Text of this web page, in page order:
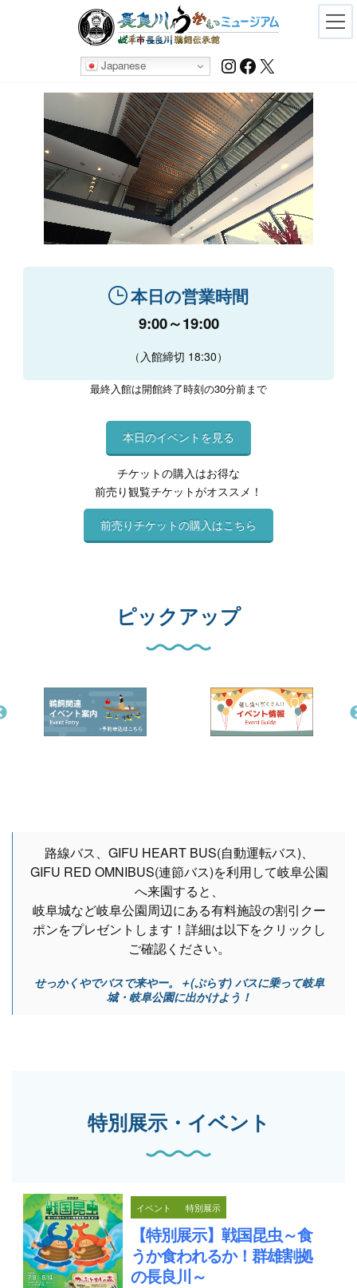
Japanese Instagram
Facebook
X
本日の営業時間
9:00～19:00
（入館締切 18:30）
最終入館は開館終了時刻の30分前まで
本日のイベントを見る
チケットの購入はお得な
前売り観覧チケットがオススメ！
前売りチケットの購入はこちら
ピックアップ
路線バス、GIFU HEART BUS(自動運転バス)、
GIFU RED OMNIBUS(連節バス)を利用して岐阜公園
へ来園すると、
岐阜城など岐阜公園周辺にある有料施設の割引クー
ポンをプレゼントします！詳細は以下をクリックし
ご確認ください。
せっかくやでバスで来やー。＋(ぷらす) バスに乗って岐阜
城・岐阜公園に出かけよう！
特別展示・イベント
イベント 特別展示
【特別展示】戦国昆虫～食
うか食われるか！群雄割拠
の長良川～